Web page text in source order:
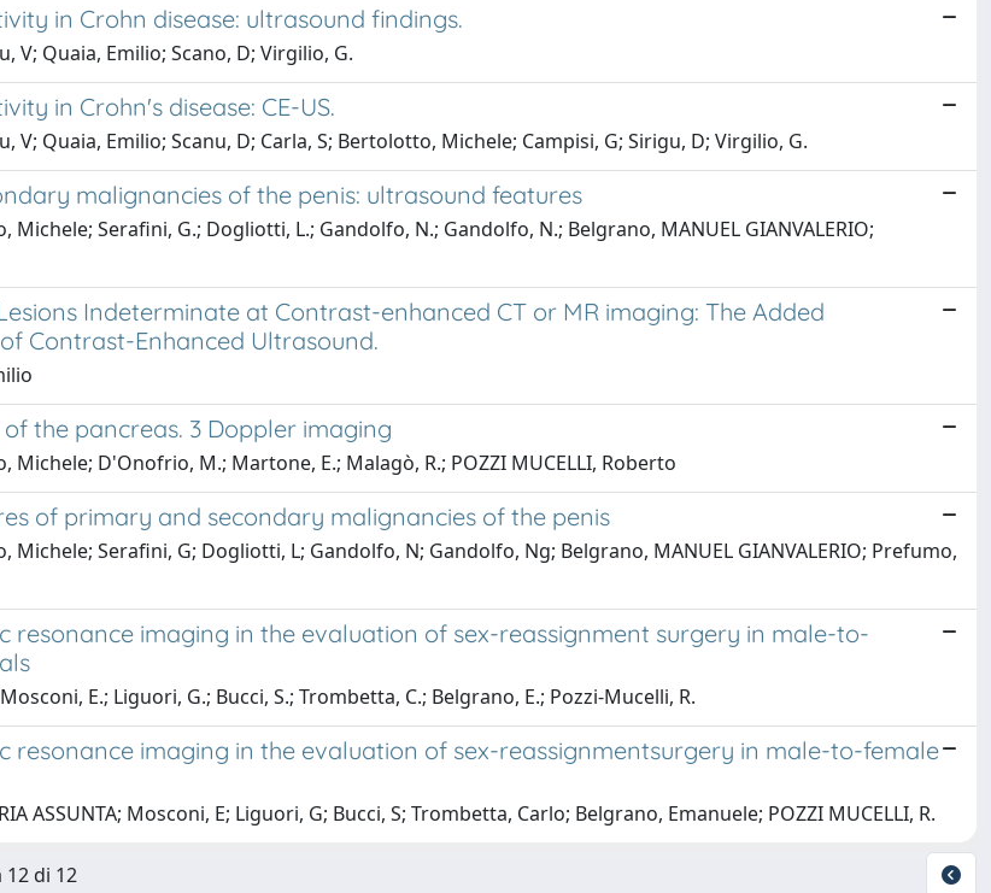
in Crohn disease: ultrasound findings.
V; Quaia, Emilio; Scano, D; Virgilio, G.
in Crohn's disease: CE-US.
V; Quaia, Emilio; Scanu, D; Carla, S; Bertolotto, Michele; Campisi, G; Sirigu, D; Virgilio, G.
malignancies of the penis: ultrasound features
Michele; Serafini, G.; Dogliotti, L.; Gandolfo, N.; Gandolfo, N.; Belgrano, MANUEL GIANVALERIO;
Indeterminate at Contrast-enhanced CT or MR imaging: The Added
Contrast-Enhanced Ultrasound.
the pancreas. 3 Doppler imaging
Michele; D'Onofrio, M.; Martone, E.; Malagò, R.; POZZI MUCELLI, Roberto
of primary and secondary malignancies of the penis
Michele; Serafini, G; Dogliotti, L; Gandolfo, N; Gandolfo, Ng; Belgrano, MANUEL GIANVALERIO; Prefumo,
resonance imaging in the evaluation of sex-reassignment surgery in male-to-
E.; Liguori, G.; Bucci, S.; Trombetta, C.; Belgrano, E.; Pozzi-Mucelli, R.
resonance imaging in the evaluation of sex-reassignmentsurgery in male-to-female
ASSUNTA; Mosconi, E; Liguori, G; Bucci, S; Trombetta, Carlo; Belgrano, Emanuele; POZZI MUCELLI, R.
di 12